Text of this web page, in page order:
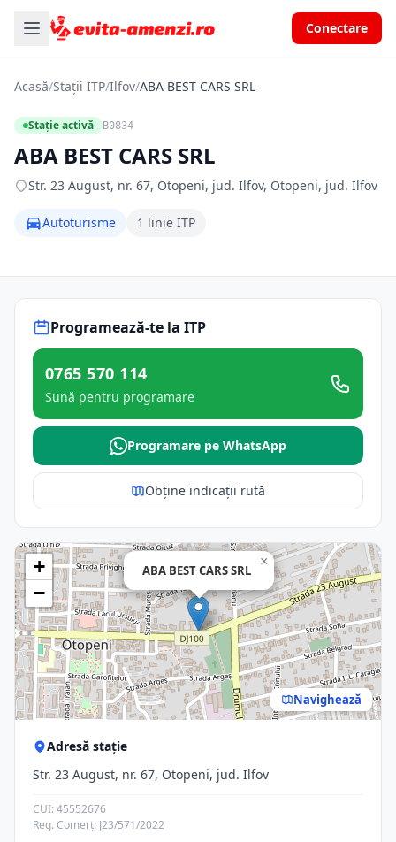
Conectare
Acasă/Stații ITP/Ilfov/ABA BEST CARS SRL
Stație activă B0834
ABA BEST CARS SRL
Str. 23 August, nr. 67, Otopeni, jud. Ilfov, Otopeni, jud. Ilfov
Autoturisme 1 linie ITP
Programează-te la ITP
0765 570 114
Sună pentru programare
Programare pe WhatsApp
Obține indicații rută
ABA BEST CARS SRL
×
+
−
Navighează
Adresă stație
Str. 23 August, nr. 67, Otopeni, jud. Ilfov
CUI: 45552676
Reg. Comerț: J23/571/2022